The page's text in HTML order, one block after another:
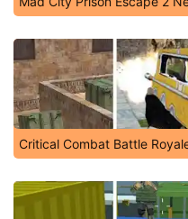
Critical Combat Battle